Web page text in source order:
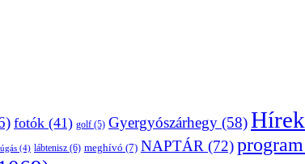
fotók (41) golf (5) Gyergyószárhegy (58)Hírek
(4) lábtenisz (6) meghívó (7) NAPTÁR (72)program